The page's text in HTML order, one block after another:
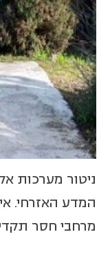
ניטור מערכות
המדע האזרחי.
מרחבי חסר